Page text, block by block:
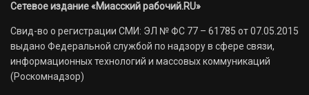
Сетевое издание «Миасский рабочий.RU»
Свид-во о регистрации СМИ: ЭЛ № ФС 77 – 61785 от 07.05.2015
выдано Федеральной службой по надзору в сфере связи,
информационных технологий и массовых коммуникаций
(Роскомнадзор)